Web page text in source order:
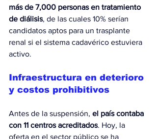
más de 7,000 personas en tratamiento
de diálisis, de las cuales 10% serían
candidatos aptos para un trasplante
renal si el sistema cadavérico estuviera
activo.
Infraestructura en deterioro
y costos prohibitivos
Antes de la suspensión, el país contaba
con 11 centros acreditados. Hoy, la
oferta en el sector público se ha